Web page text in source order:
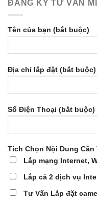
ĐĂNG KÝ TƯ VẤN
Tên của bạn (bắt buộc)
Địa chỉ lắp đặt (bắt buộc)
Số Điện Thoại (bắt buộc)
Tích Chọn Nội Dung Cần
Lắp mạng Internet,
Lắp cả 2 dịch vụ
Tư Vấn Lắp đặt